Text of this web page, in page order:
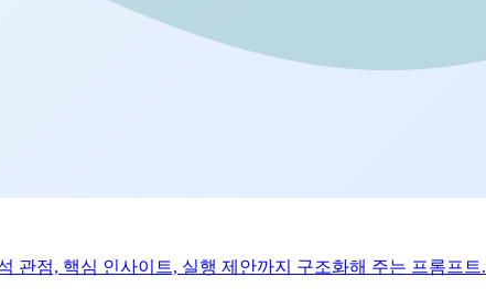
관점, 핵심 인사이트, 실행 제안까지 구조화해 주는 프롬프트.